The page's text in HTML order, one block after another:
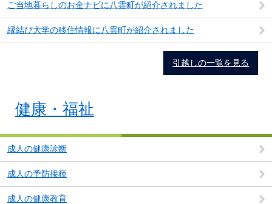
ご当地暮らしのお金ナビに八雲町が紹介されました
縁結び大学の移住情報に八雲町が紹介されました
引越しの一覧を見る
健康・福祉
成人の健康診断
成人の予防接種
成人の健康教育